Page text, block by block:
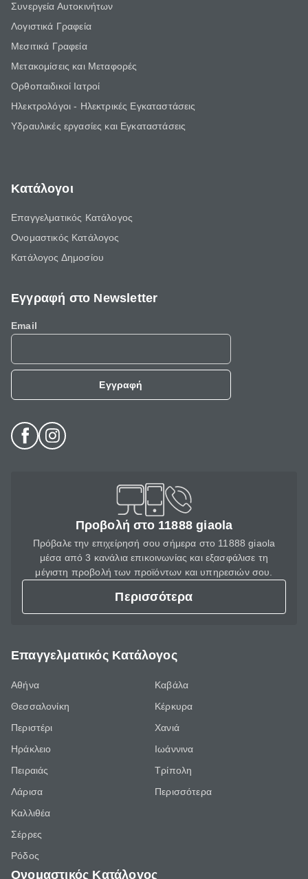
Συνεργεία Αυτοκινήτων
Λογιστικά Γραφεία
Μεσιτικά Γραφεία
Μετακομίσεις και Μεταφορές
Ορθοπαιδικοί Ιατροί
Ηλεκτρολόγοι - Ηλεκτρικές Εγκαταστάσεις
Υδραυλικές εργασίες και Εγκαταστάσεις
Κατάλογοι
Επαγγελματικός Κατάλογος
Ονομαστικός Κατάλογος
Κατάλογος Δημοσίου
Εγγραφή στο Newsletter
Email
Εγγραφή
Προβολή στο 11888 giaola
Πρόβαλε την επιχείρησή σου σήμερα στο 11888 giaola
μέσα από 3 κανάλια επικοινωνίας και εξασφάλισε τη
μέγιστη προβολή των προϊόντων και υπηρεσιών σου.
Περισσότερα
Επαγγελματικός Κατάλογος
Αθήνα
Θεσσαλονίκη
Περιστέρι
Ηράκλειο
Πειραιάς
Λάρισα
Καλλιθέα
Σέρρες
Ρόδος
Καβάλα
Κέρκυρα
Χανιά
Ιωάννινα
Τρίπολη
Περισσότερα
Ονομαστικός Κατάλογος